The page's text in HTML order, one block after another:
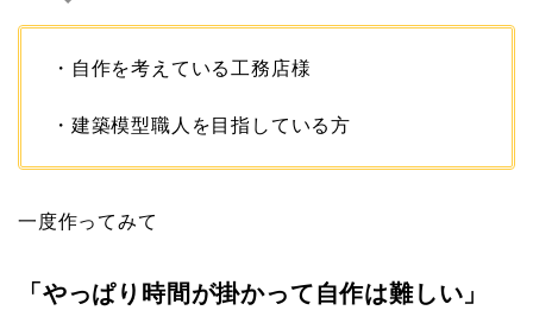
・自作を考えている工務店様
・建築模型職人を目指している方
一度作ってみて
「やっぱり時間が掛かって自作は難しい」